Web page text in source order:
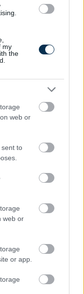
my
the
web or
to
web or
or app.
háztartások
hat év alatt